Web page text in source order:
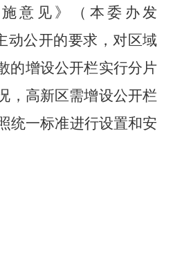
意见》（本委办发
动公开的要求，对区域
的增设公开栏实行分片
，高新区需增设公开栏
统一标准进行设置和安